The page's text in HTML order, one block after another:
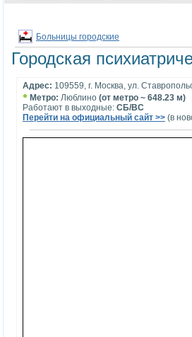
Больницы городские
Городская
Адрес: 109559, г. Москва, ул.
• Метро: Люблино (от метро ~ 648.23 м)
Работают в выходные: СБ/ВС
Перейти на официальный сайт >> (в